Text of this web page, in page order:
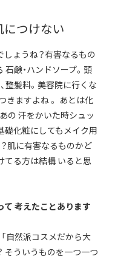
つけない
ょうね？有害なるもの
鹸・ハンドソープ。頭
整髪料。美容院に行くな
きますよね 。 あとは化
の 汗をかいた時シュッ
礎化粧にしてもメイク用
肌に有害なるものかど
てる方は結構 いると思
考えたことあります
「自然派コスメだから大
そういうものを一つ一つ